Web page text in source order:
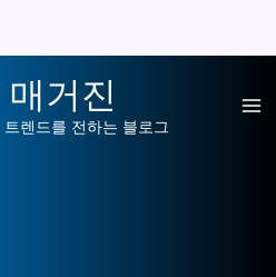
거진
렌드를 전하는 블로그